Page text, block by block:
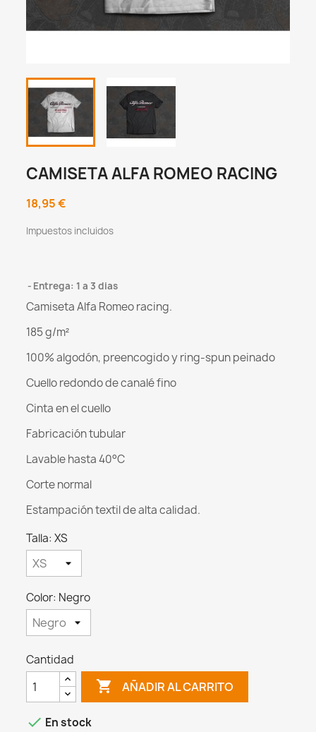
CAMISETA ALFA ROMEO RACING
18,95 €
Impuestos incluidos
Entrega: 1 a 3 dias
Camiseta Alfa Romeo racing.
185 g/m²
100% algodón, preencogido y ring-spun peinado
Cuello redondo de canalé fino
Cinta en el cuello
Fabricación tubular
Lavable hasta 40°C
Corte normal
Estampación textil de alta calidad.
Talla: XS
Color: Negro
Cantidad
 AÑADIR AL CARRITO
 En stock